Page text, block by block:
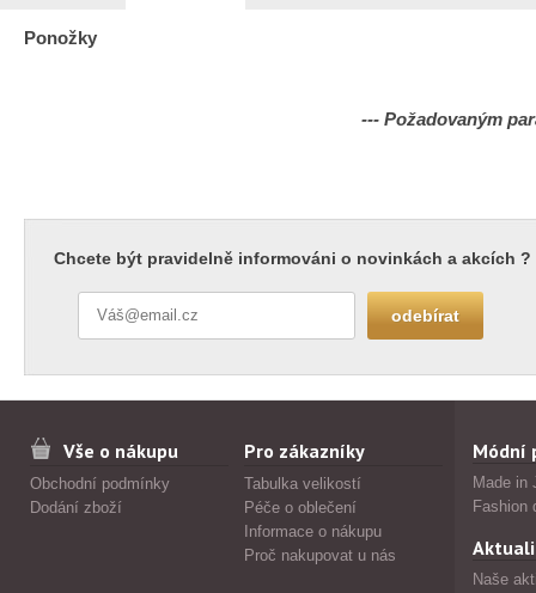
Ponožky
--- Požadovaným
Chcete být pravidelně informováni o novinkách a akcích ?
Vše o nákupu
Obchodní podmínky
Dodání zboží
Pro zákazníky
Tabulka velikostí
Péče o oblečení
Informace o nákupu
Proč nakupovat u nás
Módní
Made in
Fashion
Naše